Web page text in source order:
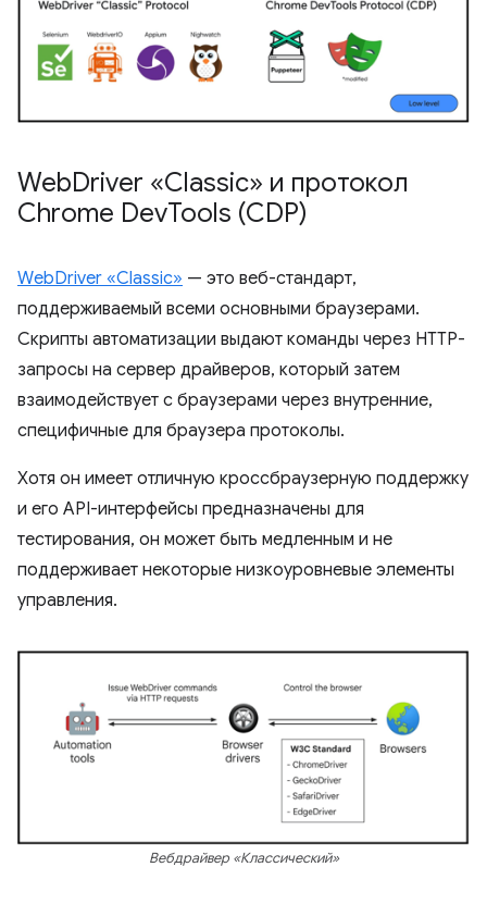
WebDriver «Classic» и протокол
Chrome DevTools (CDP)
WebDriver «Classic» — это веб-стандарт,
поддерживаемый всеми основными браузерами.
Скрипты автоматизации выдают команды через HTTP-
запросы на сервер драйверов, который затем
взаимодействует с браузерами через внутренние,
специфичные для браузера протоколы.
Хотя он имеет отличную кроссбраузерную поддержку
и его API-интерфейсы предназначены для
тестирования, он может быть медленным и не
поддерживает некоторые низкоуровневые элементы
управления.
Вебдрайвер «Классический»